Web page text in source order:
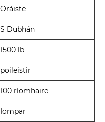
Oráiste
S Dubhán
1500 lb
poileistir
100 ríomhaire
Iompar